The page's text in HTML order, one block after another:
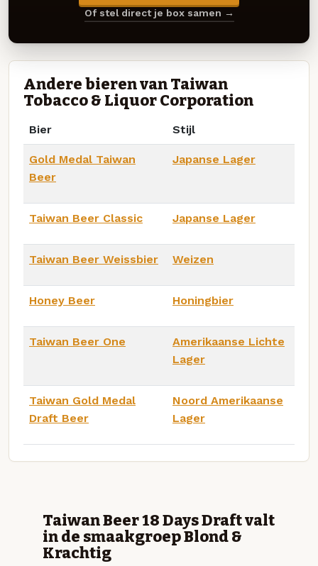
Of stel direct je box samen →
Andere bieren van Taiwan
Tobacco & Liquor Corporation
Bier Stijl
Gold Medal Taiwan
Beer
Japanse Lager
Taiwan Beer Classic Japanse Lager
Taiwan Beer Weissbier Weizen
Honey Beer Honingbier
Taiwan Beer One
Amerikaanse Lichte
Lager
Taiwan Gold Medal
Draft Beer
Noord Amerikaanse
Lager
Taiwan Beer 18 Days Draft valt
in de smaakgroep Blond &
Krachtig